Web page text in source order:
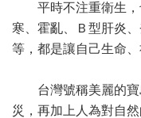
平時不注重衛生，
寒、霍亂、Ｂ型肝炎
等，都是讓自己生命
台灣號稱美麗的寶
災，再加上人為對自